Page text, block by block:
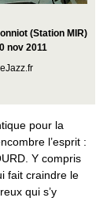
(Station MIR)
nov 2011
pour la
l’esprit :
Y compris
fait craindre le
qui s’y